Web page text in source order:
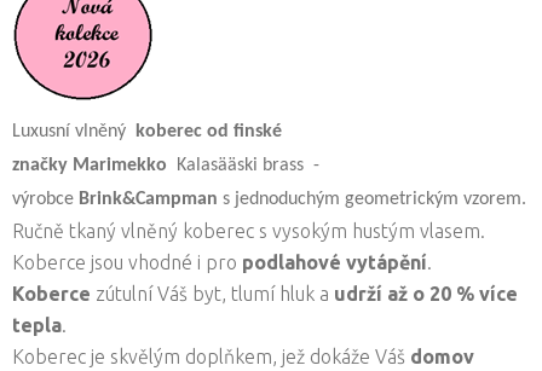
Luxusní vlněný
koberec od finské
značky Marimekko
Kalasääski brass -
výrobce Brink&Campman s jednoduchým geometrickým vzorem.
Ručně tkaný vlněný koberec s vysokým hustým vlasem.
Koberce jsou vhodné i pro podlahové vytápění.
Koberce zútulní Váš byt, tlumí hluk a udrží až o 20 % více
tepla.
Koberec je skvělým doplňkem, jež dokáže Váš domov